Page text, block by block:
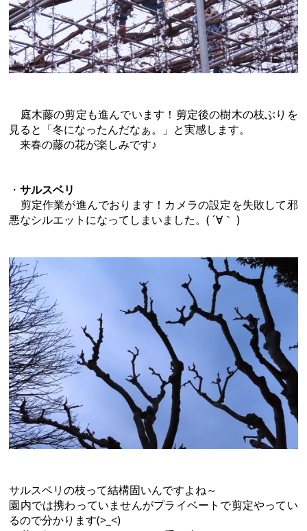
庭木藤の剪定も進んでいます！剪定後の樹木の枝ぶりを
見ると「冬になったんだなぁ。」と実感します。
来春の藤の花が楽しみです♪
・サルスベリ
剪定作業が進んでおります！カメラの設定を失敗して邪
悪なシルエットになってしまいました。( ´∀｀ )
サルスベリの枝って結構固いんですよね～
園内では携わっていませんがプライベートで剪定やってい
るので分かります(>_<)